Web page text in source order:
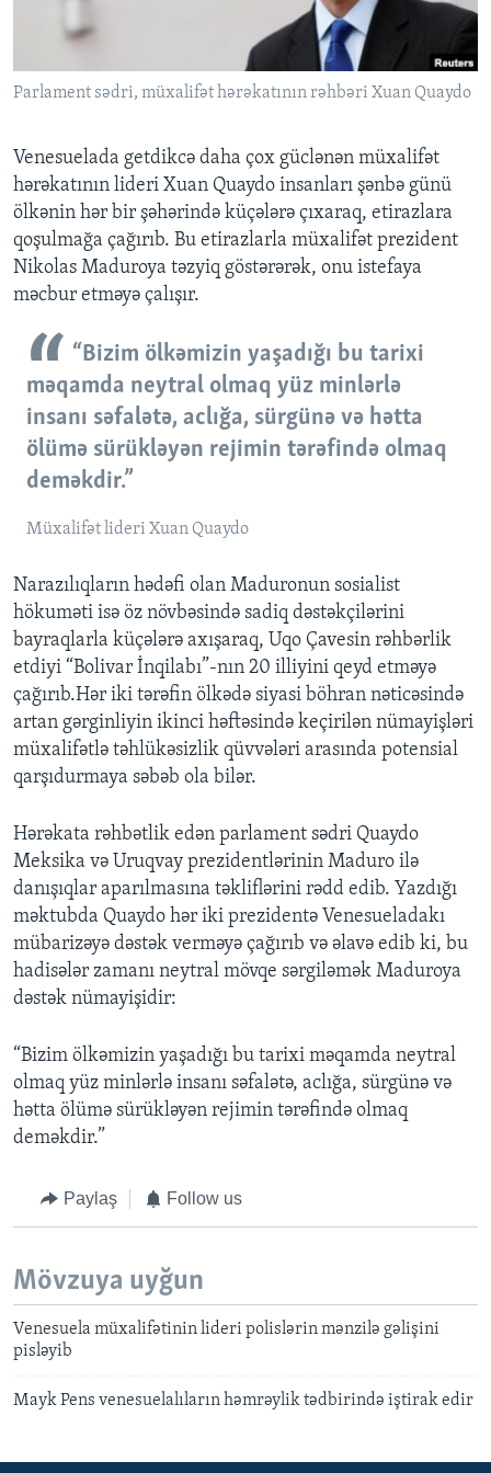
Dillər
Parlament sədri, müxalifət hərəkatının rəhbəri Xuan Quaydo
Venesuelada getdikcə daha çox güclənən müxalifət
hərəkatının lideri Xuan Quaydo insanları şənbə günü
ölkənin hər bir şəhərində küçələrə çıxaraq, etirazlara
qoşulmağa çağırıb. Bu etirazlarla müxalifət prezident
Nikolas Maduroya təzyiq göstərərək, onu istefaya
məcbur etməyə çalışır.
“Bizim ölkəmizin yaşadığı bu tarixi
məqamda neytral olmaq yüz minlərlə
insanı səfalətə, aclığa, sürgünə və hətta
ölümə sürükləyən rejimin tərəfində olmaq
deməkdir.”
Müxalifət lideri Xuan Quaydo
Narazılıqların hədəfi olan Maduronun sosialist
hökuməti isə öz növbəsində sadiq dəstəkçilərini
bayraqlarla küçələrə axışaraq, Uqo Çavesin rəhbərlik
etdiyi “Bolivar İnqilabı”-nın 20 illiyini qeyd etməyə
çağırıb.Hər iki tərəfin ölkədə siyasi böhran nəticəsində
artan gərginliyin ikinci həftəsində keçirilən nümayişləri
müxalifətlə təhlükəsizlik qüvvələri arasında potensial
qarşıdurmaya səbəb ola bilər.
Hərəkata rəhbətlik edən parlament sədri Quaydo
Meksika və Uruqvay prezidentlərinin Maduro ilə
danışıqlar aparılmasına təkliflərini rədd edib. Yazdığı
məktubda Quaydo hər iki prezidentə Venesueladakı
mübarizəyə dəstək verməyə çağırıb və əlavə edib ki, bu
hadisələr zamanı neytral mövqe sərgiləmək Maduroya
dəstək nümayişidir:
“Bizim ölkəmizin yaşadığı bu tarixi məqamda neytral
olmaq yüz minlərlə insanı səfalətə, aclığa, sürgünə və
hətta ölümə sürükləyən rejimin tərəfində olmaq
deməkdir.”
Paylaş Follow us
Mövzuya uyğun
Venesuela müxalifətinin lideri polislərin mənzilə gəlişini
pisləyib
Mayk Pens venesuelalıların həmrəylik tədbirində iştirak edir